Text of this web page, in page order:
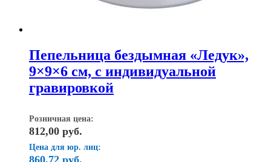
Пепельница бездымная «Ледук»,
9×9×6 см, с индивидуальной
гравировкой
Розничная цена:
812,00 руб.
Цена для юр. лиц:
860,72 руб.